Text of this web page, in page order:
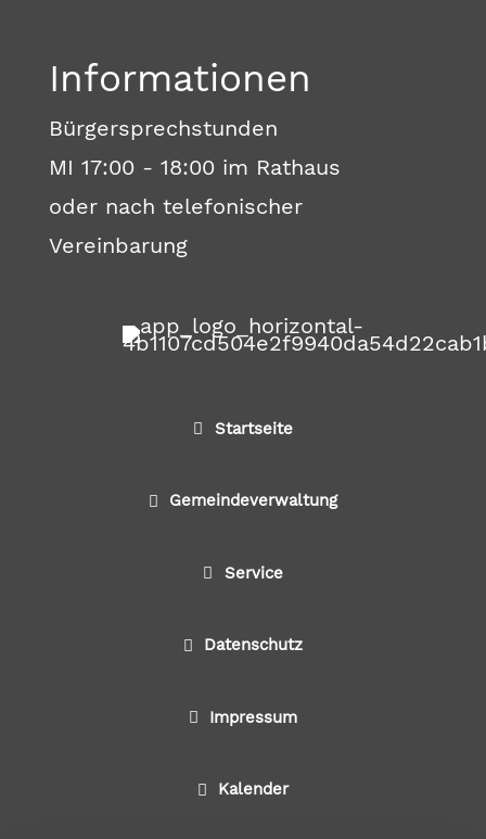
Informationen
Bürgersprechstunden
MI 17:00 - 18:00 im Rathaus
oder nach telefonischer
Vereinbarung
Startseite
Gemeindeverwaltung
Service
Datenschutz
Impressum
Kalender